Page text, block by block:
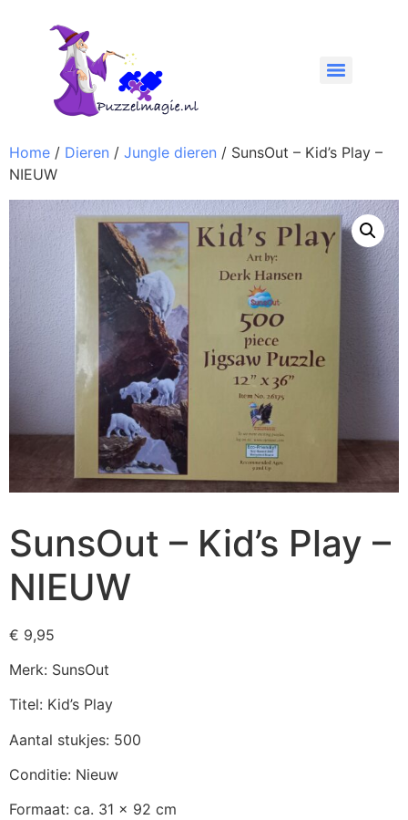
Home / Dieren / Jungle dieren / SunsOut – Kid’s Play –
NIEUW
SunsOut – Kid’s Play –
NIEUW
€ 9,95
Merk: SunsOut
Titel: Kid’s Play
Aantal stukjes: 500
Conditie: Nieuw
Formaat: ca. 31 x 92 cm